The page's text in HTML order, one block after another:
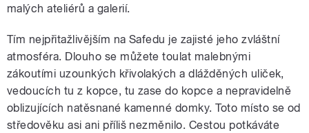
malých ateliérů a galerií.
Tím nejpřitažlivějším na Safedu je zajisté jeho zvláštní
atmosféra. Dlouho se můžete toulat malebnými
zákoutími uzounkých křivolakých a dlážděných uliček,
vedoucích tu z kopce, tu zase do kopce a nepravidelně
oblizujících natěsnané kamenné domky. Toto místo se od
středověku asi ani příliš nezměnilo. Cestou potkáváte